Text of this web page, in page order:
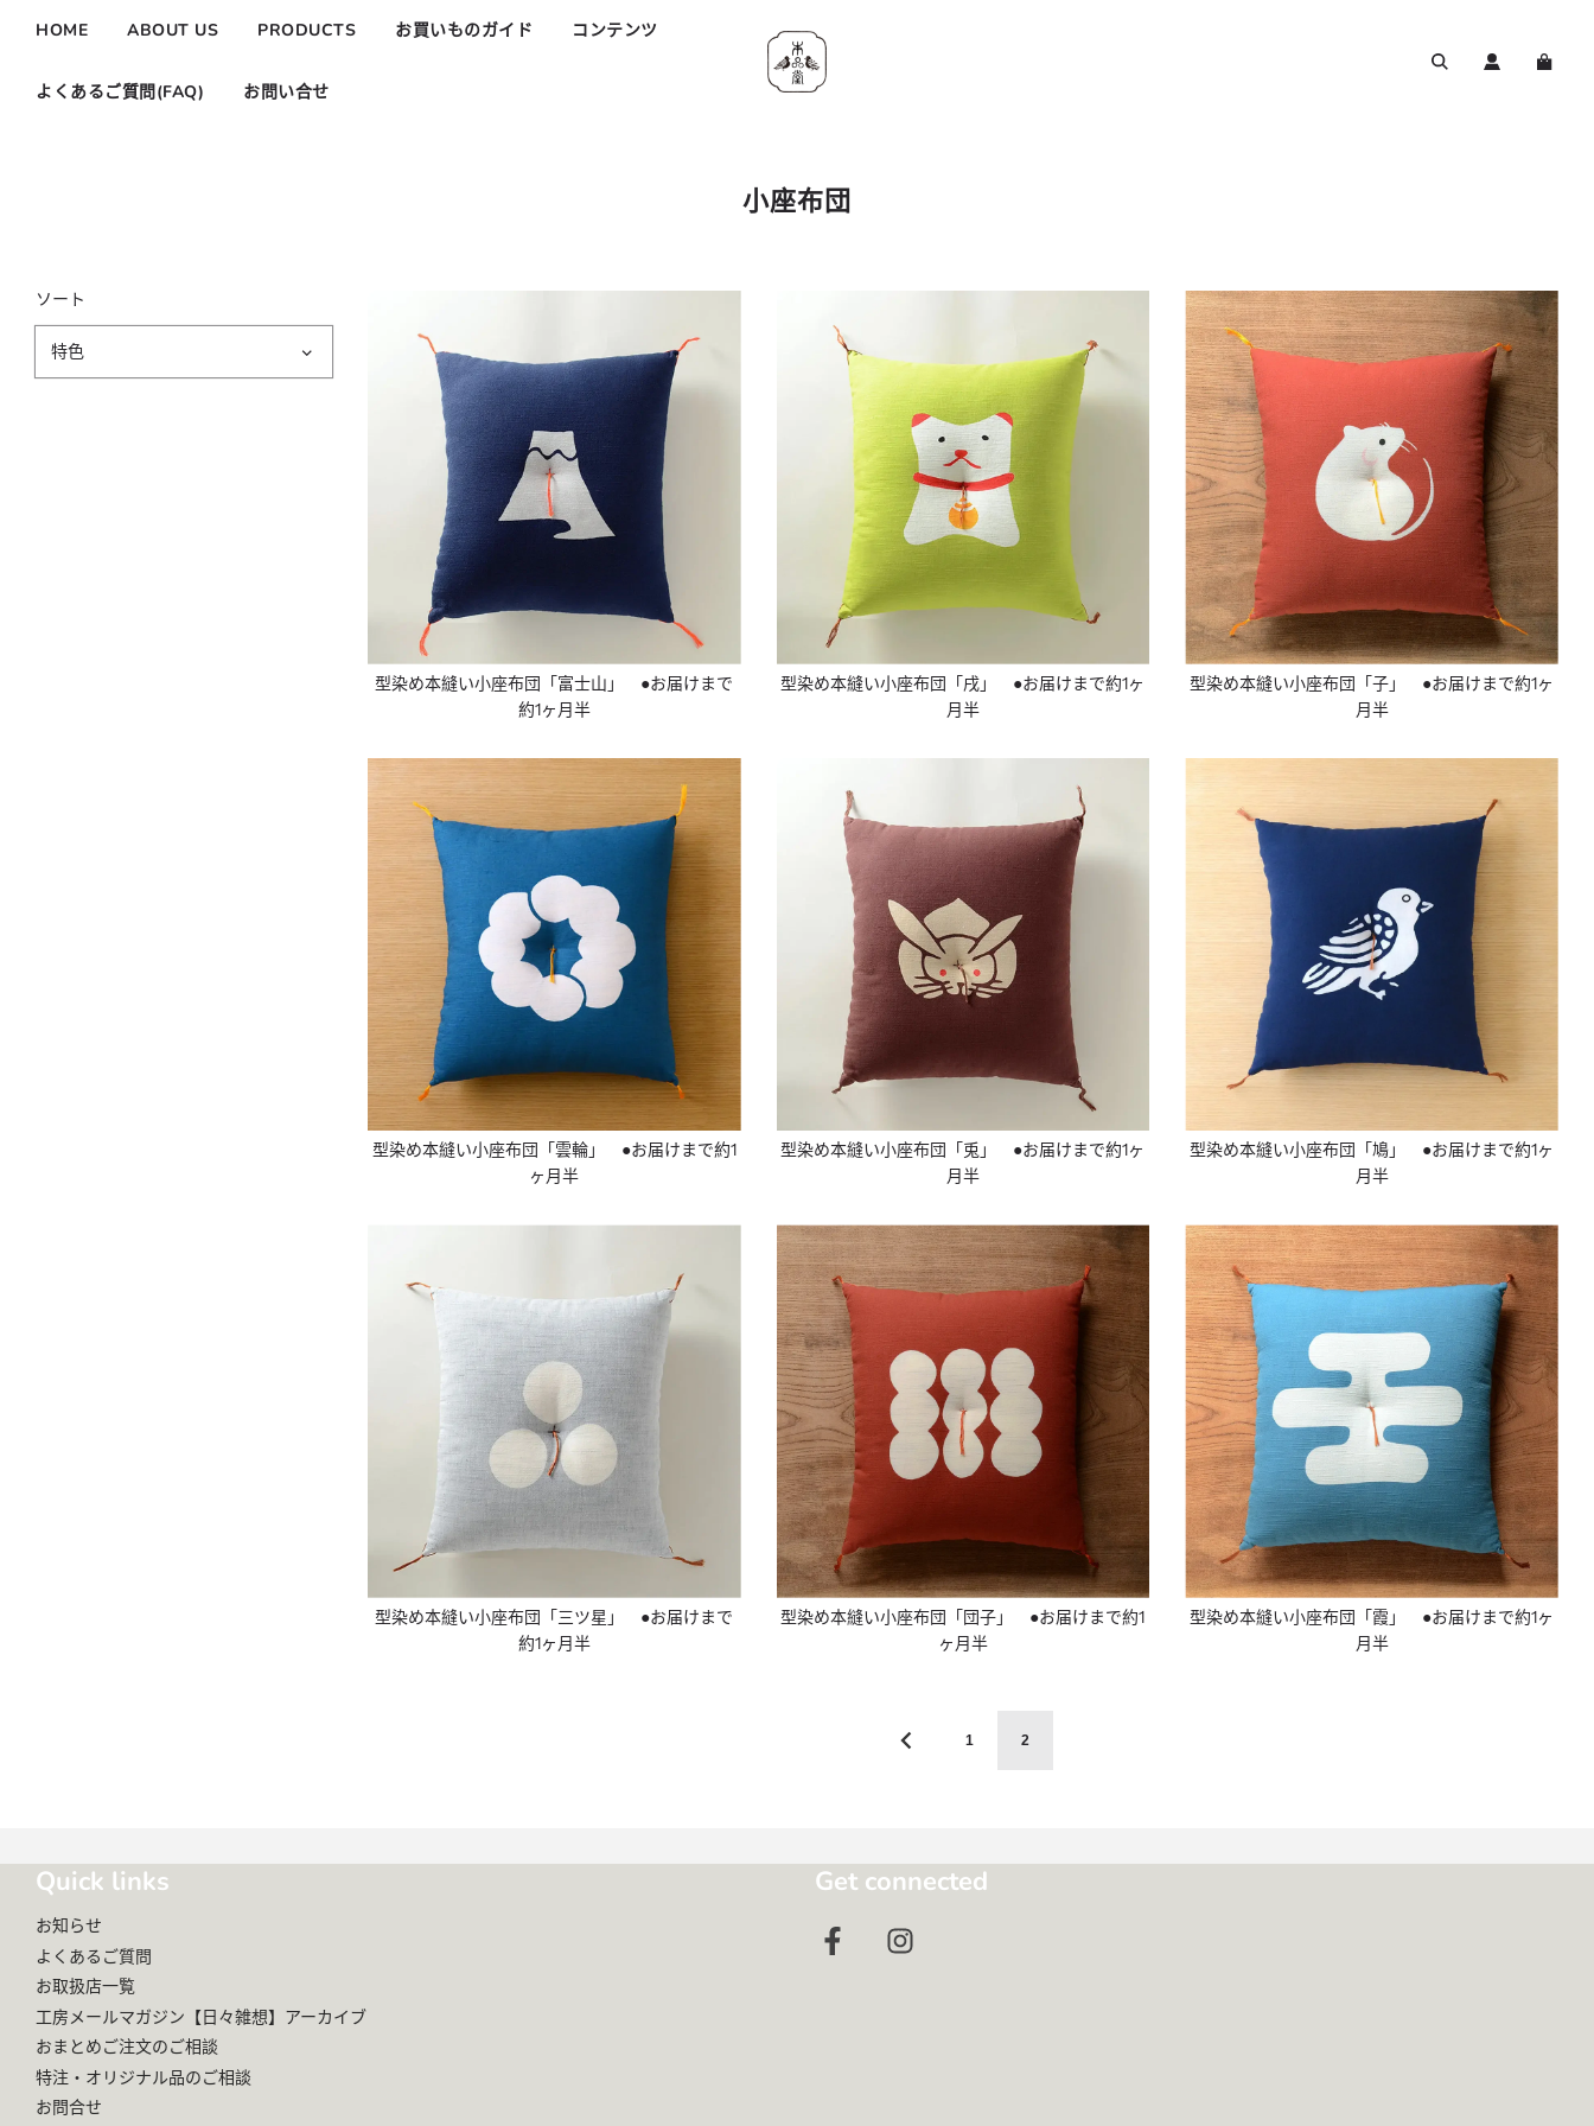
HOME ABOUT US PRODUCTS お買いものガイド コンテンツ
よくあるご質問(FAQ) お問い合せ
小座布団
ソート
型染め本縫い小座布団「富士山」 ●お届けまで
約1ヶ月半
型染め本縫い小座布団「戌」 ●お届けまで約1ヶ
月半
型染め本縫い小座布団「子」 ●お届けまで約1ヶ
月半
型染め本縫い小座布団「雲輪」 ●お届けまで約1
ヶ月半
型染め本縫い小座布団「兎」 ●お届けまで約1ヶ
月半
型染め本縫い小座布団「鳩」 ●お届けまで約1ヶ
月半
型染め本縫い小座布団「三ツ星」 ●お届けまで
約1ヶ月半
型染め本縫い小座布団「団子」 ●お届けまで約1
ヶ月半
型染め本縫い小座布団「霞」 ●お届けまで約1ヶ
月半
1 2
Quick links
お知らせ
よくあるご質問
お取扱店一覧
工房メールマガジン【日々雑想】アーカイブ
おまとめご注文のご相談
特注・オリジナル品のご相談
お問合せ
Get connected